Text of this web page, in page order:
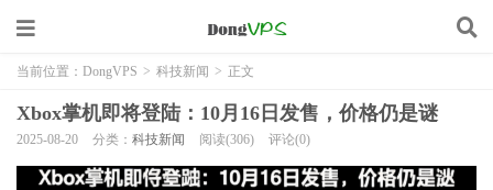
当前位置： DongVPS > 科技新闻 > 正文
Xbox掌机即将登陆：10月16日发售，价格仍是谜
2025-08-20 分类： 科技新闻 阅读(306) 评论(0)